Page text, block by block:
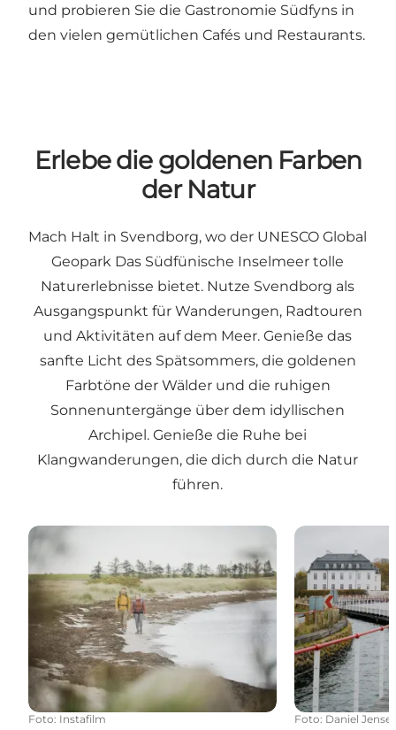
und probieren Sie die Gastronomie Südfyns in
den vielen gemütlichen Cafés und Restaurants.
Erlebe die goldenen Farben
der Natur
Mach Halt in Svendborg, wo der UNESCO Global
Geopark Das Südfünische Inselmeer tolle
Naturerlebnisse bietet. Nutze Svendborg als
Ausgangspunkt für Wanderungen, Radtouren
und Aktivitäten auf dem Meer. Genieße das
sanfte Licht des Spätsommers, die goldenen
Farbtöne der Wälder und die ruhigen
Sonnenuntergänge über dem idyllischen
Archipel. Genieße die Ruhe bei
Klangwanderungen, die dich durch die Natur
führen.
Der Wanderweg des Inselmeer
Foto: Instafilm
Radtouren
Foto: Daniel